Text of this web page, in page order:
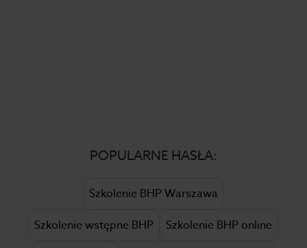
POPULARNE HASŁA:
Szkolenie BHP Warszawa
Szkolenie wstępne BHP
Szkolenie BHP online